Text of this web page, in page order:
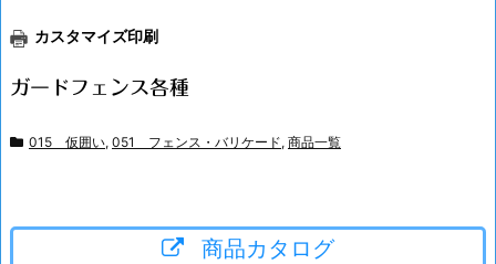
カスタマイズ印刷
ガードフェンス各種
015 仮囲い, 051 フェンス・バリケード, 商品一覧
商品カタログ